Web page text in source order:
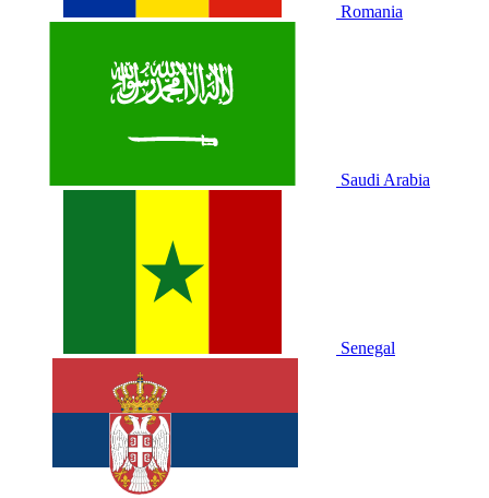
Romania
Saudi Arabia
Senegal